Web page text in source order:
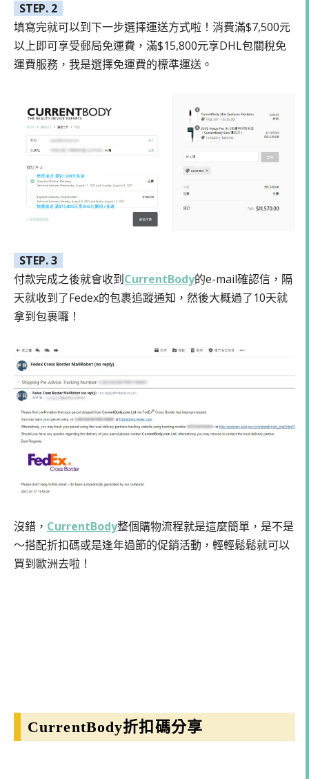
STEP. 2
填寫完就可以到下一步選擇運送方式啦！消費滿$7,500元
以上即可享受郵局免運費，滿$15,800元享DHL包關稅免
運費服務，我是選擇免運費的標準運送。
STEP. 3
付款完成之後就會收到CurrentBody的e-mail確認信，隔
天就收到了Fedex的包裹追蹤通知，然後大概過了10天就
拿到包裹囉！
沒錯， CurrentBody整個購物流程就是這麼簡單，是不是
～搭配折扣碼或是逢年過節的促銷活動，輕輕鬆鬆就可以
買到歐洲去啦！
CurrentBody折扣碼分享